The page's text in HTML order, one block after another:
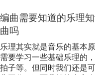
编曲需要知道的乐理
曲吗
乐理其实就是音乐的基本
需要学习一些基础乐理的
拍子等。但同时我们还是